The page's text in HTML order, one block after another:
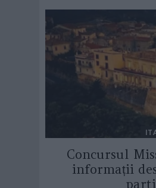
Concursul
informații